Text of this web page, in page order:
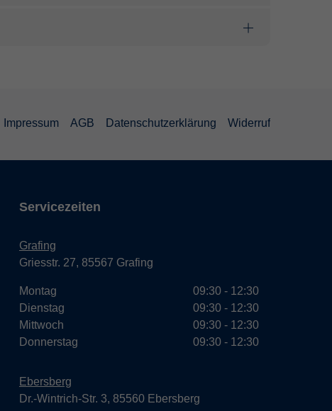
Impressum AGB Datenschutzerklärung Widerruf
Servicezeiten
Grafing
Griesstr. 27, 85567 Grafing
Montag
Dienstag
Mittwoch
Donnerstag
09:30 - 12:30
09:30 - 12:30
09:30 - 12:30
09:30 - 12:30
Ebersberg
Dr.-Wintrich-Str. 3, 85560 Ebersberg